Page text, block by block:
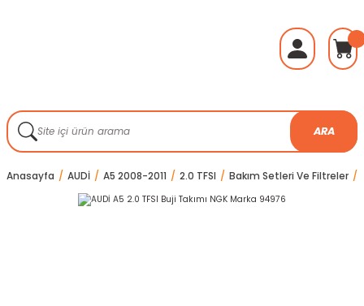
ARA
Anasayfa AUDİ A5 2008-2011 2.0 TFSI Bakım Setleri Ve Filtreler